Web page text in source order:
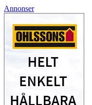
Annonser